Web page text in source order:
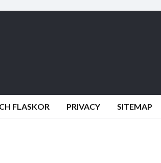
FLASKOR PRIVACY SITEMAP